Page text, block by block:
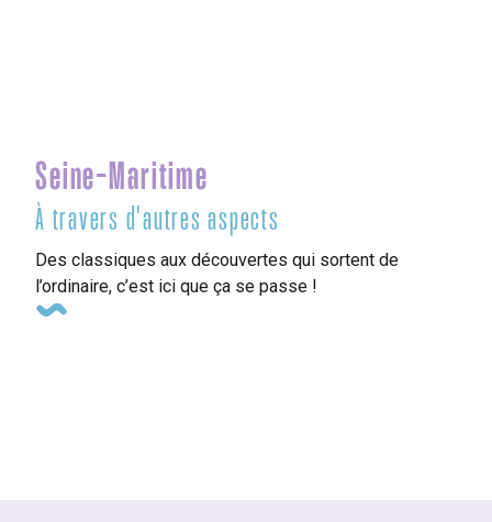
Seine-Maritime
À travers d'autres aspects
Des classiques aux découvertes qui sortent de
l’ordinaire, c’est ici que ça se passe !